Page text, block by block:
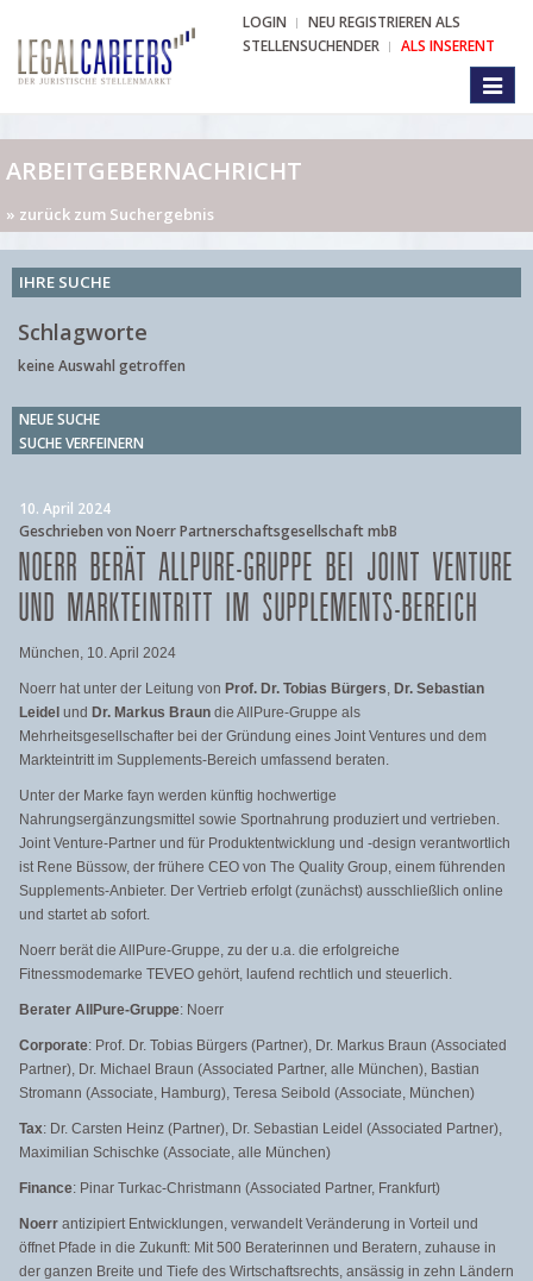
LOGIN
NEU REGISTRIEREN ALS
STELLENSUCHENDER
ALS INSERENT
ARBEITGEBERNACHRICHT
» zurück zum Suchergebnis
IHRE SUCHE
Schlagworte
keine Auswahl getroffen
NEUE SUCHE
SUCHE VERFEINERN
10. April 2024
Geschrieben von Noerr Partnerschaftsgesellschaft mbB
NOERR BERÄT ALLPURE-GRUPPE BEI JOINT VENTURE
UND MARKTEINTRITT IM SUPPLEMENTS-BEREICH
München, 10. April 2024
Noerr hat unter der Leitung von Prof. Dr. Tobias Bürgers, Dr. Sebastian
Leidel und Dr. Markus Braun die AllPure-Gruppe als
Mehrheitsgesellschafter bei der Gründung eines Joint Ventures und dem
Markteintritt im Supplements-Bereich umfassend beraten.
Unter der Marke fayn werden künftig hochwertige
Nahrungsergänzungsmittel sowie Sportnahrung produziert und vertrieben.
Joint Venture-Partner und für Produktentwicklung und -design verantwortlich
ist Rene Büssow, der frühere CEO von The Quality Group, einem führenden
Supplements-Anbieter. Der Vertrieb erfolgt (zunächst) ausschließlich online
und startet ab sofort.
Noerr berät die AllPure-Gruppe, zu der u.a. die erfolgreiche
Fitnessmodemarke TEVEO gehört, laufend rechtlich und steuerlich.
Berater AllPure-Gruppe: Noerr
Corporate: Prof. Dr. Tobias Bürgers (Partner), Dr. Markus Braun (Associated
Partner), Dr. Michael Braun (Associated Partner, alle München), Bastian
Stromann (Associate, Hamburg), Teresa Seibold (Associate, München)
Tax: Dr. Carsten Heinz (Partner), Dr. Sebastian Leidel (Associated Partner),
Maximilian Schischke (Associate, alle München)
Finance: Pinar Turkac-Christmann (Associated Partner, Frankfurt)
Noerr antizipiert Entwicklungen, verwandelt Veränderung in Vorteil und
öffnet Pfade in die Zukunft: Mit 500 Beraterinnen und Beratern, zuhause in
der ganzen Breite und Tiefe des Wirtschaftsrechts, ansässig in zehn Ländern